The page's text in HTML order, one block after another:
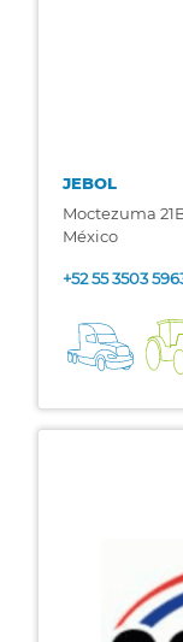
JEBOL
Moctezuma
México
+52 55 3503